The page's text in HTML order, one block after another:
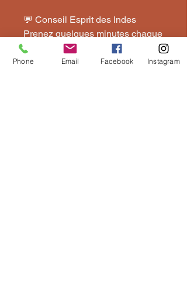
💬 Conseil Esprit des Indes
Prenez quelques minutes chaque
jour pour faire chanter votre bol…
et laissez la fréquence vous
Phone Email Facebook Instagram